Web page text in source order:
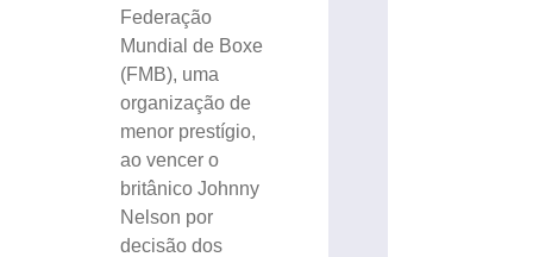
Federação
Mundial de Boxe
(FMB), uma
organização de
menor prestígio,
ao vencer o
britânico Johnny
Nelson por
decisão dos